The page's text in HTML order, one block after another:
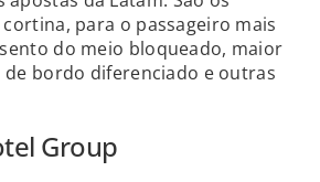
para o passageiro mais
do meio bloqueado, maior
de bordo diferenciado e outras
Group